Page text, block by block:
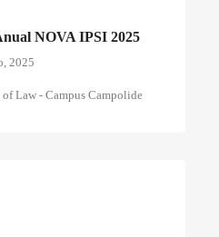
NOVA IPSI 2025
2025
of Law - Campus Campolide